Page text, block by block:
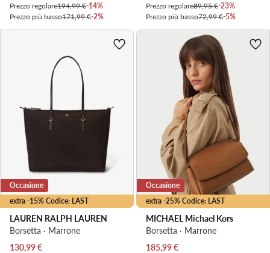
Prezzo regolare194,99 €-14%
Prezzo più basso171,99 €-2%
Prezzo regolare89,95 €-23%
Prezzo più basso72,99 €-5%
extra -15% Codice: LAST
Occasione
LAUREN RALPH LAUREN
Borsetta · Marrone
Prezzo attuale
130,99€
extra -25% Codice: LAST
Occasione
MICHAEL Michael Kors
Borsetta · Marrone
Prezzo attuale
185,99€